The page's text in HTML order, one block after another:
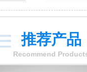
推荐产品
Recommend